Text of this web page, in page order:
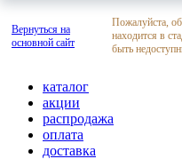
Вернуться на
основной сайт
Пожалуйста,
находится в
быть
каталог
акции
распродажа
оплата
доставка